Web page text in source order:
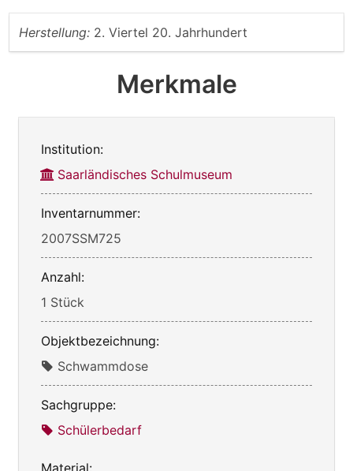
Herstellung: 2. Viertel 20. Jahrhundert
Merkmale
Institution:
Saarländisches Schulmuseum
Inventarnummer:
2007SSM725
Anzahl:
1 Stück
Objektbezeichnung:
Schwammdose
Sachgruppe:
Schülerbedarf